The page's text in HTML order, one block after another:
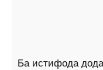
Ба истифода